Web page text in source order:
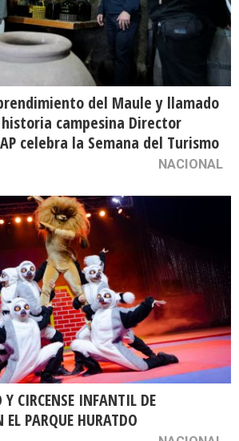
del Maule y llamado
campesina Director
celebra la Semana del Turismo
NACIONAL
Y CIRCENSE INFANTIL DE
PARQUE HURATDO